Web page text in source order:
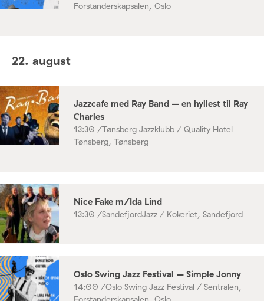
Forstanderskapsalen, Oslo
22. august
Jazzcafe med Ray Band – en hyllest til Ray
Charles
13:30 /Tønsberg Jazzklubb / Quality Hotel
Tønsberg, Tønsberg
Nice Fake m/Ida Lind
13:30 /SandefjordJazz / Kokeriet, Sandefjord
Oslo Swing Jazz Festival – Simple Jonny
14:00 /Oslo Swing Jazz Festival / Sentralen,